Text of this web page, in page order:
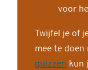
voor
Twijfel je of
mee te
quizzen kun